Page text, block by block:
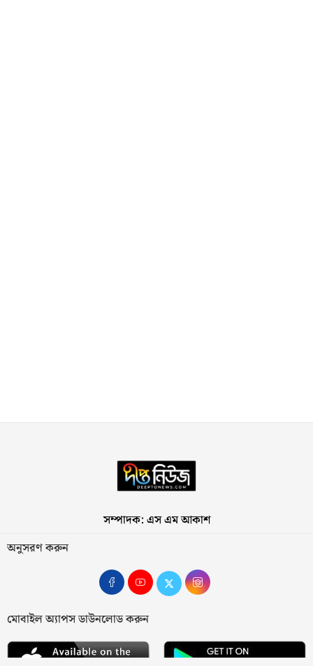
সম্পাদক: এস এম আকাশ
অনুসরণ করুন
মোবাইল অ্যাপস ডাউনলোড করুন